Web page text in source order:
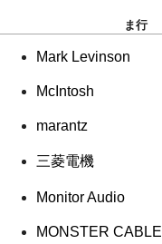
ま行
Mark Levinson
McIntosh
marantz
三菱電機
Monitor Audio
MONSTER CABLE